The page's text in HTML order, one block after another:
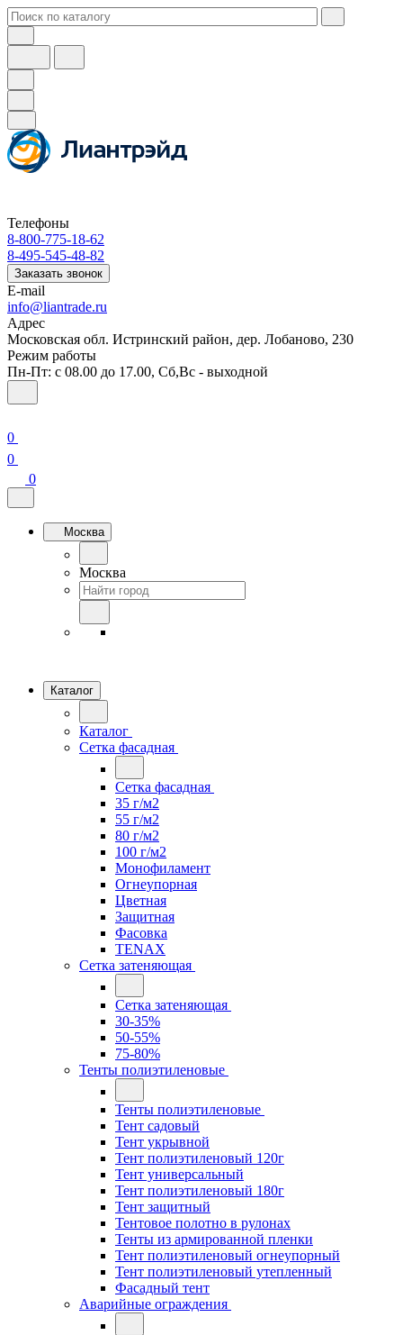
Телефоны
8-800-775-18-62
8-495-545-48-82
Заказать звонок
E-mail
info@liantrade.ru
Адрес
Московская обл. Истринский район, дер. Лобаново, 230
Режим работы
Пн-Пт: c 08.00 до 17.00, Cб,Вс - выходной
0
0
0
Москва
Москва
Каталог
Каталог
Сетка фасадная
Сетка фасадная
35 г/м2
55 г/м2
80 г/м2
100 г/м2
Монофиламент
Огнеупорная
Цветная
Защитная
Фасовка
TENAX
Сетка затеняющая
Сетка затеняющая
30-35%
50-55%
75-80%
Тенты полиэтиленовые
Тенты полиэтиленовые
Тент садовый
Тент укрывной
Тент полиэтиленовый 120г
Тент универсальный
Тент полиэтиленовый 180г
Тент защитный
Тентовое полотно в рулонах
Тенты из армированной пленки
Тент полиэтиленовый огнеупорный
Тент полиэтиленовый утепленный
Фасадный тент
Аварийные ограждения